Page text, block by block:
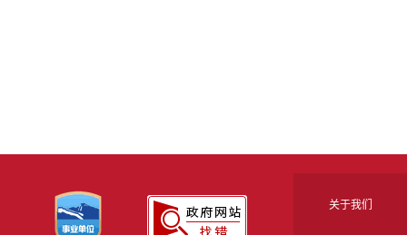
关于我们